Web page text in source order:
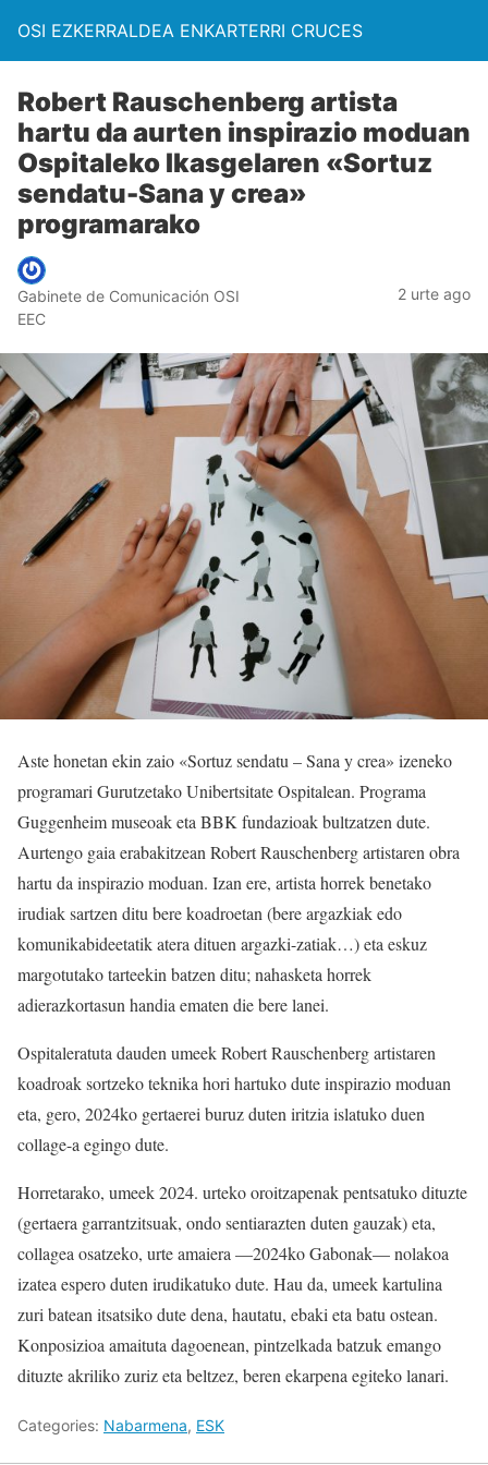
OSI EZKERRALDEA ENKARTERRI CRUCES
Robert Rauschenberg artista
hartu da aurten inspirazio moduan
Ospitaleko Ikasgelaren «Sortuz
sendatu-Sana y crea»
programarako
Gabinete de Comunicación OSI
EEC
2 urte ago
Aste honetan ekin zaio «Sortuz sendatu – Sana y crea» izeneko
programari Gurutzetako Unibertsitate Ospitalean. Programa
Guggenheim museoak eta BBK fundazioak bultzatzen dute.
Aurtengo gaia erabakitzean Robert Rauschenberg artistaren obra
hartu da inspirazio moduan. Izan ere, artista horrek benetako
irudiak sartzen ditu bere koadroetan (bere argazkiak edo
komunikabideetatik atera dituen argazki-zatiak…) eta eskuz
margotutako tarteekin batzen ditu; nahasketa horrek
adierazkortasun handia ematen die bere lanei.
Ospitaleratuta dauden umeek Robert Rauschenberg artistaren
koadroak sortzeko teknika hori hartuko dute inspirazio moduan
eta, gero, 2024ko gertaerei buruz duten iritzia islatuko duen
collage-a egingo dute.
Horretarako, umeek 2024. urteko oroitzapenak pentsatuko dituzte
(gertaera garrantzitsuak, ondo sentiarazten duten gauzak) eta,
collagea osatzeko, urte amaiera —2024ko Gabonak— nolakoa
izatea espero duten irudikatuko dute. Hau da, umeek kartulina
zuri batean itsatsiko dute dena, hautatu, ebaki eta batu ostean.
Konposizioa amaituta dagoenean, pintzelkada batzuk emango
dituzte akriliko zuriz eta beltzez, beren ekarpena egiteko lanari.
Categories: Nabarmena, ESK